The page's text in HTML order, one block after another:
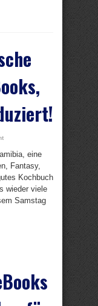
eine
Fantasy,
Kochbuch
wieder viele
Samstag